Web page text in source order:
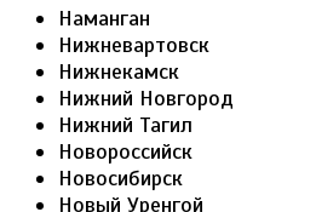
Наманган
Нижневартовск
Нижнекамск
Нижний Новгород
Нижний Тагил
Новороссийск
Новосибирск
Новый Уренгой